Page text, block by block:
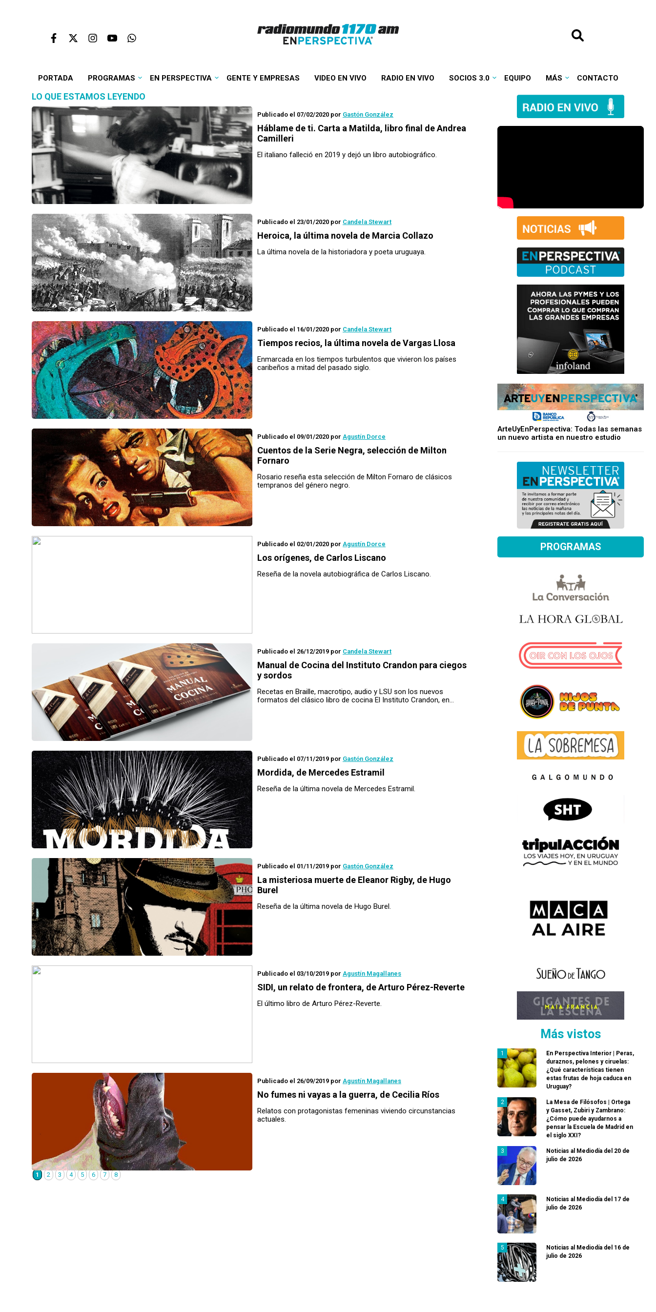
PORTADA PROGRAMAS EN PERSPECTIVA GENTE Y EMPRESAS VIDEO EN VIVO RADIO EN VIVO SOCIOS 3.0 EQUIPO MÁS CONTACTO
LO QUE ESTAMOS LEYENDO
Publicado el 07/02/2020 por Gastón González
Háblame de ti. Carta a Matilda, libro final de Andrea
Camilleri
El italiano falleció en 2019 y dejó un libro autobiográfico.
Publicado el 23/01/2020 por Candela Stewart
Heroica, la última novela de Marcia Collazo
La última novela de la historiadora y poeta uruguaya.
Publicado el 16/01/2020 por Candela Stewart
Tiempos recios, la última novela de Vargas Llosa
Enmarcada en los tiempos turbulentos que vivieron los países
caribeños a mitad del pasado siglo.
Publicado el 09/01/2020 por Agustín Dorce
Cuentos de la Serie Negra, selección de Milton
Fornaro
Rosario reseña esta selección de Milton Fornaro de clásicos
tempranos del género negro.
Publicado el 02/01/2020 por Agustín Dorce
Los orígenes, de Carlos Liscano
Reseña de la novela autobiográfica de Carlos Liscano.
Publicado el 26/12/2019 por Candela Stewart
Manual de Cocina del Instituto Crandon para ciegos
y sordos
Recetas en Braille, macrotipo, audio y LSU son los nuevos
formatos del clásico libro de cocina El Instituto Crandon, en…
Publicado el 07/11/2019 por Gastón González
Mordida, de Mercedes Estramil
Reseña de la última novela de Mercedes Estramil.
Publicado el 01/11/2019 por Gastón González
La misteriosa muerte de Eleanor Rigby, de Hugo
Burel
Reseña de la última novela de Hugo Burel.
Publicado el 03/10/2019 por Agustín Magallanes
SIDI, un relato de frontera, de Arturo Pérez-Reverte
El último libro de Arturo Pérez-Reverte.
Publicado el 26/09/2019 por Agustín Magallanes
No fumes ni vayas a la guerra, de Cecilia Ríos
Relatos con protagonistas femeninas viviendo circunstancias
actuales.
1 2 3 4 5 6 7 8
ArteUyEnPerspectiva: Todas las semanas
un nuevo artista en nuestro estudio
PROGRAMAS
Más vistos
En Perspectiva Interior | Peras,
duraznos, pelones y ciruelas:
¿Qué características tienen
estas frutas de hoja caduca en
Uruguay?
La Mesa de Filósofos | Ortega
y Gasset, Zubiri y Zambrano:
¿Cómo puede ayudarnos a
pensar la Escuela de Madrid en
el siglo XXI?
Noticias al Mediodía del 20 de
julio de 2026
Noticias al Mediodía del 17 de
julio de 2026
Noticias al Mediodía del 16 de
julio de 2026